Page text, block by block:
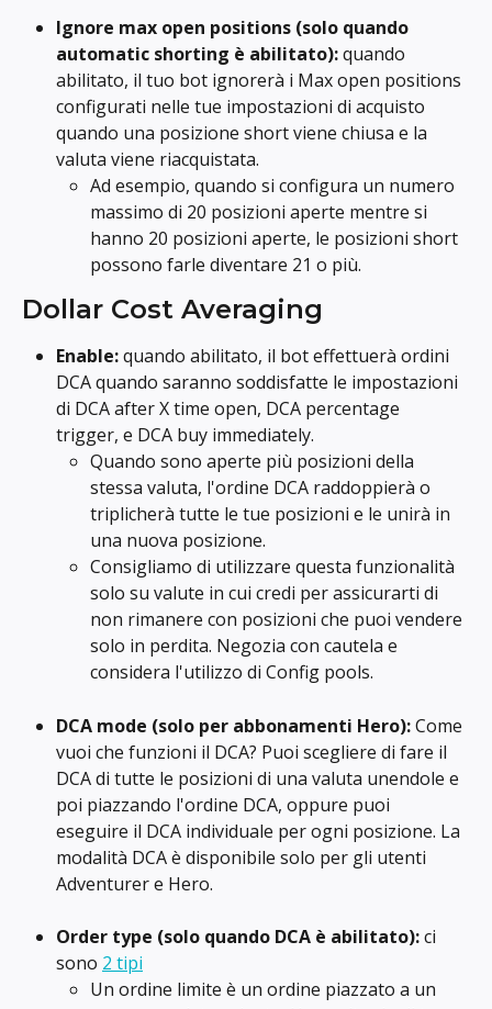
Ignore max open positions (solo quando
automatic shorting è abilitato): quando
abilitato, il tuo bot ignorerà i Max open positions
configurati nelle tue impostazioni di acquisto
quando una posizione short viene chiusa e la
valuta viene riacquistata.
Ad esempio, quando si configura un numero
massimo di 20 posizioni aperte mentre si
hanno 20 posizioni aperte, le posizioni short
possono farle diventare 21 o più.
Dollar Cost Averaging
Enable: quando abilitato, il bot effettuerà ordini
DCA quando saranno soddisfatte le impostazioni
di DCA after X time open, DCA percentage
trigger, e DCA buy immediately.
Quando sono aperte più posizioni della
stessa valuta, l'ordine DCA raddoppierà o
triplicherà tutte le tue posizioni e le unirà in
una nuova posizione.
Consigliamo di utilizzare questa funzionalità
solo su valute in cui credi per assicurarti di
non rimanere con posizioni che puoi vendere
solo in perdita. Negozia con cautela e
considera l'utilizzo di Config pools.
DCA mode (solo per abbonamenti Hero): Come
vuoi che funzioni il DCA? Puoi scegliere di fare il
DCA di tutte le posizioni di una valuta unendole e
poi piazzando l'ordine DCA, oppure puoi
eseguire il DCA individuale per ogni posizione. La
modalità DCA è disponibile solo per gli utenti
Adventurer e Hero.
Order type (solo quando DCA è abilitato): ci
sono 2 tipi
Un ordine limite è un ordine piazzato a un